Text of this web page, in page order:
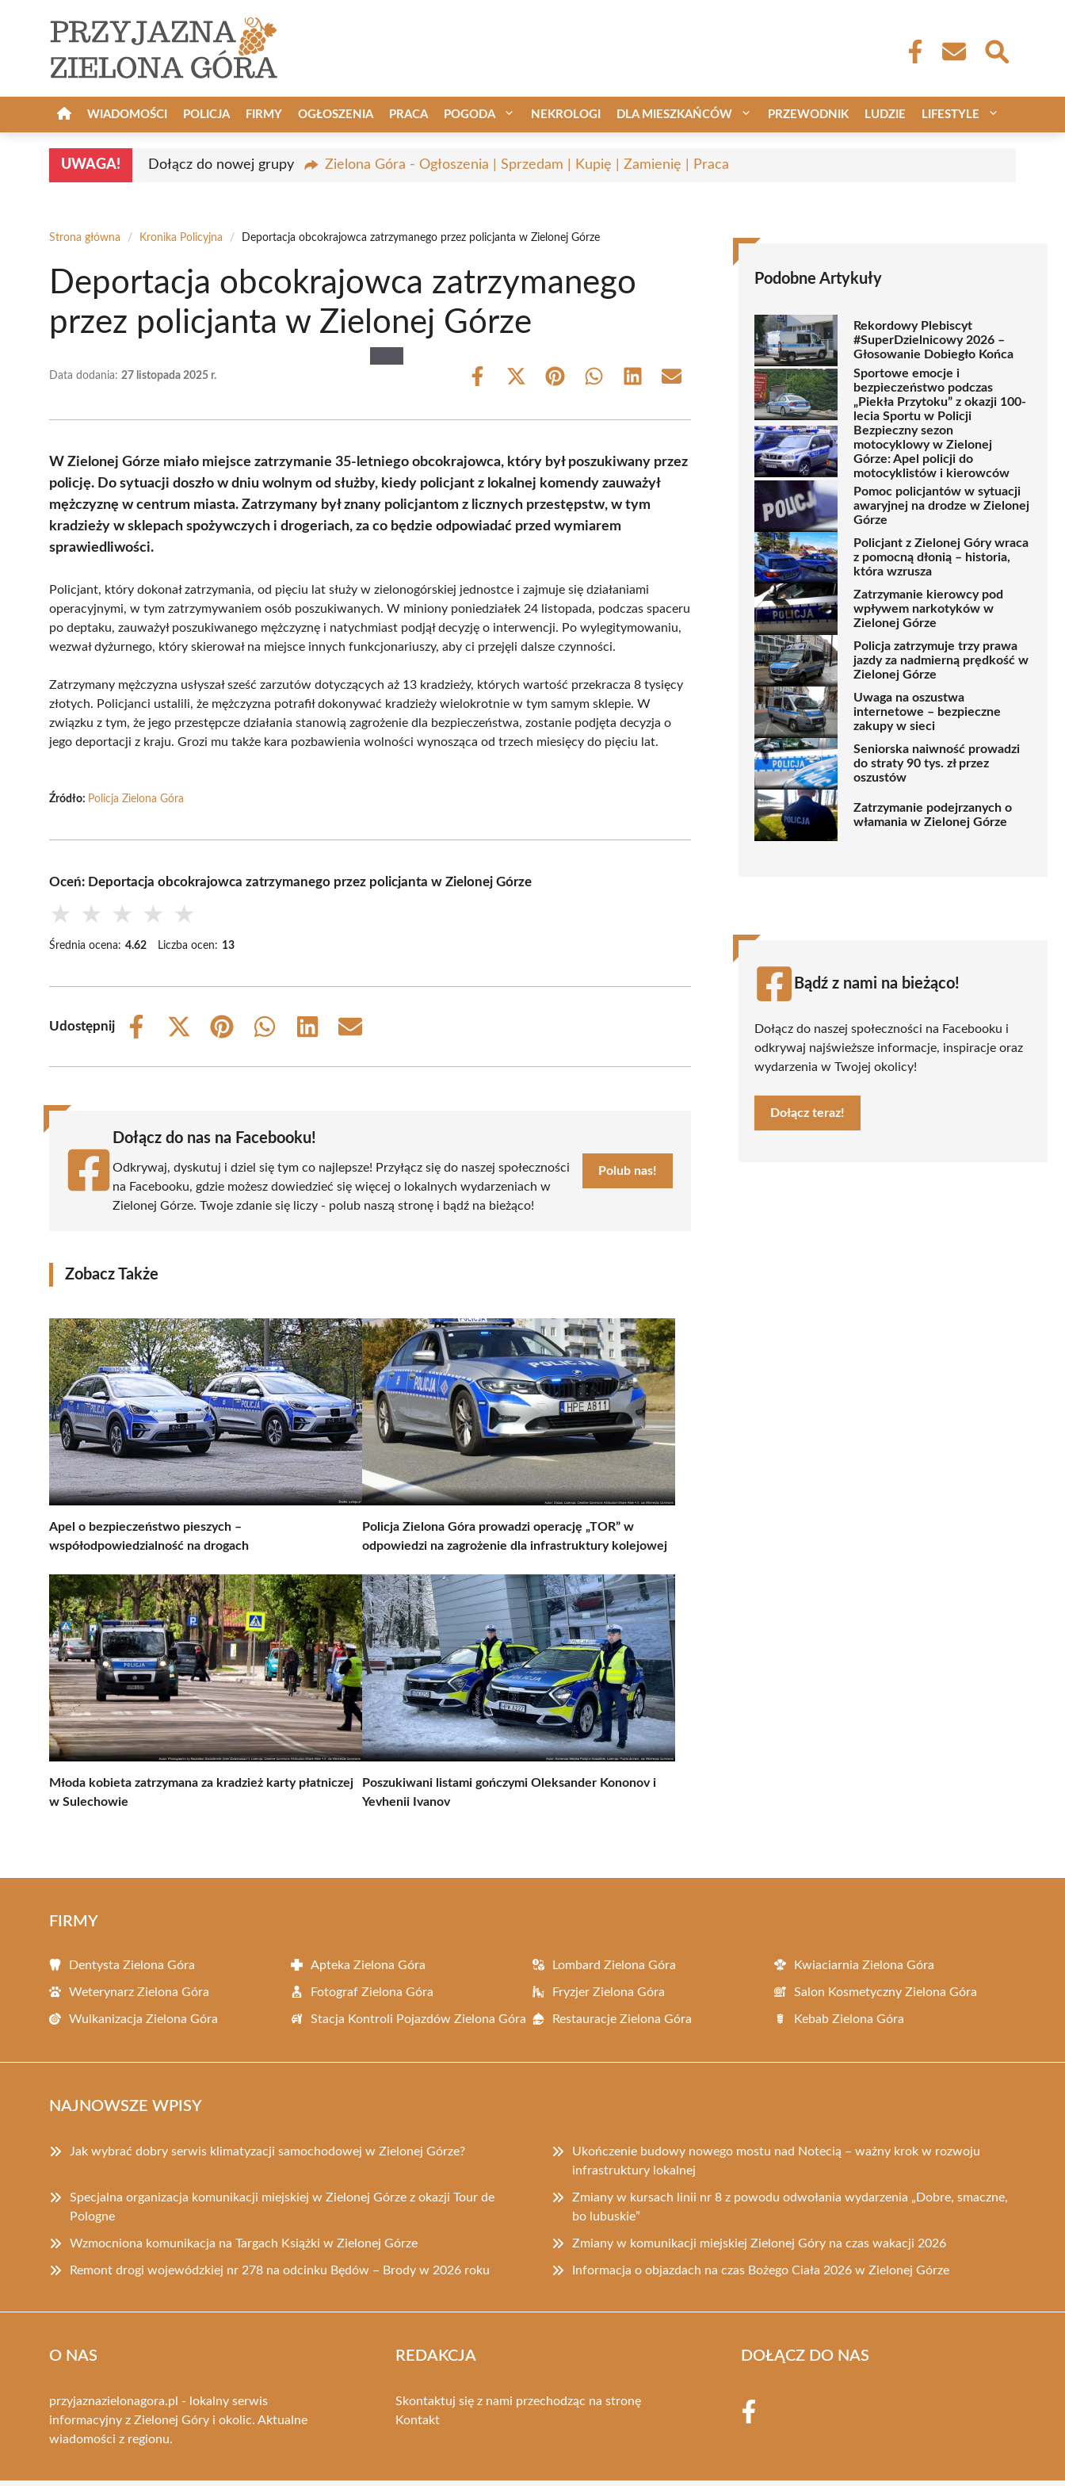
WIADOMOŚCI POLICJA FIRMY OGŁOSZENIA PRACA POGODA NEKROLOGI DLA MIESZKAŃCÓW PRZEWODNIK LUDZIE LIFESTYLE
UWAGA! Dołącz do nowej grupy Zielona Góra - Ogłoszenia | Sprzedam | Kupię | Zamienię | Praca
Strona główna / Kronika Policyjna / Deportacja obcokrajowca zatrzymanego przez policjanta w Zielonej Górze
Deportacja obcokrajowca zatrzymanego
przez policjanta w Zielonej Górze
Data dodania: 27 listopada 2025 r.
Share
Share
(Twitter)
Share Share Share Share
W Zielonej Górze miało miejsce zatrzymanie 35-letniego obcokrajowca, który był poszukiwany przez
policję. Do sytuacji doszło w dniu wolnym od służby, kiedy policjant z lokalnej komendy zauważył
mężczyznę w centrum miasta. Zatrzymany był znany policjantom z licznych przestępstw, w tym
kradzieży w sklepach spożywczych i drogeriach, za co będzie odpowiadać przed wymiarem
sprawiedliwości.
Policjant, który dokonał zatrzymania, od pięciu lat służy w zielonogórskiej jednostce i zajmuje się działaniami
operacyjnymi, w tym zatrzymywaniem osób poszukiwanych. W miniony poniedziałek 24 listopada, podczas spaceru
po deptaku, zauważył poszukiwanego mężczyznę i natychmiast podjął decyzję o interwencji. Po wylegitymowaniu,
wezwał dyżurnego, który skierował na miejsce innych funkcjonariuszy, aby ci przejęli dalsze czynności.
Zatrzymany mężczyzna usłyszał sześć zarzutów dotyczących aż 13 kradzieży, których wartość przekracza 8 tysięcy
złotych. Policjanci ustalili, że mężczyzna potrafił dokonywać kradzieży wielokrotnie w tym samym sklepie. W
związku z tym, że jego przestępcze działania stanowią zagrożenie dla bezpieczeństwa, zostanie podjęta decyzja o
jego deportacji z kraju. Grozi mu także kara pozbawienia wolności wynosząca od trzech miesięcy do pięciu lat.
Źródło: Policja Zielona Góra
Oceń: Deportacja obcokrajowca zatrzymanego przez policjanta w Zielonej Górze
★ ★ ★ ★ ★
Średnia ocena: 4.62 Liczba ocen: 13
Udostępnij
Share
Share
(Twitter)
Share
Share
Share
Share
Dołącz do nas na Facebooku!
Odkrywaj, dyskutuj i dziel się tym co najlepsze! Przyłącz się do naszej społeczności
na Facebooku, gdzie możesz dowiedzieć się więcej o lokalnych wydarzeniach w
Zielonej Górze. Twoje zdanie się liczy - polub naszą stronę i bądź na bieżąco!
Polub nas!
Zobacz Także
Apel o bezpieczeństwo pieszych –
współodpowiedzialność na drogach
Policja Zielona Góra prowadzi operację „TOR” w
odpowiedzi na zagrożenie dla infrastruktury kolejowej
Młoda kobieta zatrzymana za kradzież karty płatniczej
w Sulechowie
Poszukiwani listami gończymi Oleksander Kononov i
Yevhenii Ivanov
Podobne Artykuły
Rekordowy Plebiscyt
#SuperDzielnicowy 2026 –
Głosowanie Dobiegło Końca
Sportowe emocje i
bezpieczeństwo podczas
„Piekła Przytoku” z okazji 100-
lecia Sportu w Policji
Bezpieczny sezon
motocyklowy w Zielonej
Górze: Apel policji do
motocyklistów i kierowców
Pomoc policjantów w sytuacji
awaryjnej na drodze w Zielonej
Górze
Policjant z Zielonej Góry wraca
z pomocną dłonią – historia,
która wzrusza
Zatrzymanie kierowcy pod
wpływem narkotyków w
Zielonej Górze
Policja zatrzymuje trzy prawa
jazdy za nadmierną prędkość w
Zielonej Górze
Uwaga na oszustwa
internetowe – bezpieczne
zakupy w sieci
Seniorska naiwność prowadzi
do straty 90 tys. zł przez
oszustów
Zatrzymanie podejrzanych o
włamania w Zielonej Górze
Bądź z nami na bieżąco!
Dołącz do naszej społeczności na Facebooku i
odkrywaj najświeższe informacje, inspiracje oraz
wydarzenia w Twojej okolicy!
Dołącz teraz!
FIRMY
Dentysta Zielona Góra Apteka Zielona Góra Lombard Zielona Góra Kwiaciarnia Zielona Góra
Weterynarz Zielona Góra Fotograf Zielona Góra Fryzjer Zielona Góra Salon Kosmetyczny Zielona Góra
Wulkanizacja Zielona Góra Stacja Kontroli Pojazdów Zielona Góra Restauracje Zielona Góra Kebab Zielona Góra
NAJNOWSZE WPISY
Jak wybrać dobry serwis klimatyzacji samochodowej w Zielonej Górze?
Ukończenie budowy nowego mostu nad Notecią – ważny krok w rozwoju
infrastruktury lokalnej
Specjalna organizacja komunikacji miejskiej w Zielonej Górze z okazji Tour de
Pologne
Zmiany w kursach linii nr 8 z powodu odwołania wydarzenia „Dobre, smaczne,
bo lubuskie”
Wzmocniona komunikacja na Targach Książki w Zielonej Górze Zmiany w komunikacji miejskiej Zielonej Góry na czas wakacji 2026
Remont drogi wojewódzkiej nr 278 na odcinku Będów – Brody w 2026 roku Informacja o objazdach na czas Bożego Ciała 2026 w Zielonej Górze
O NAS
przyjaznazielonagora.pl - lokalny serwis
informacyjny z Zielonej Góry i okolic. Aktualne
wiadomości z regionu.
REDAKCJA
Skontaktuj się z nami przechodząc na stronę
Kontakt
DOŁĄCZ DO NAS